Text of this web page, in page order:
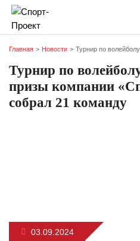
Главная Новости Турнир по
Турнир по
призы компании
собрал 21 команду
03.09.2024